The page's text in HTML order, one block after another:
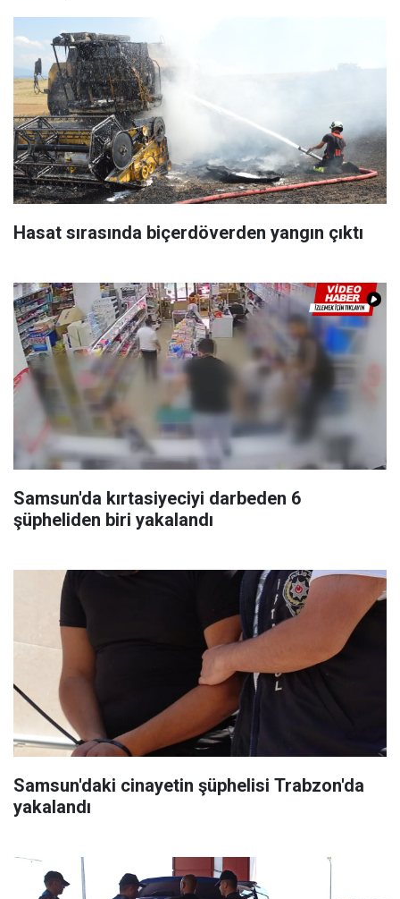
Hasat sırasında biçerdöverden yangın çıktı
Samsun'da kırtasiyeciyi darbeden 6
şüpheliden biri yakalandı
Samsun'daki cinayetin şüphelisi Trabzon'da
yakalandı